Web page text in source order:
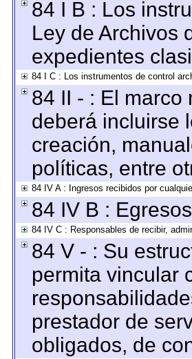
84 I B : Los
Ley de Archivos
expedientes
84 I C : Los instrumentos de control
84 II - : El
deberá incluirse
creación,
políticas, entre
84 IV A : Ingresos recibidos por
84 IV B :
84 IV C : Responsables de recibir,
84 V - : Su
permita vincular
prestador de
obligados, de